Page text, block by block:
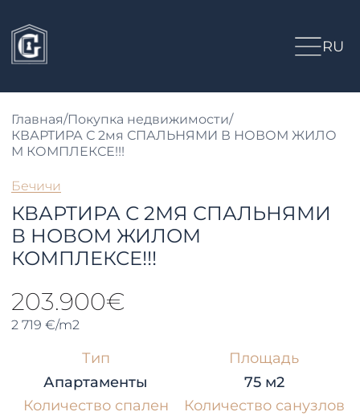
RU
Главная/Покупка недвижимости/
КВАРТИРА С 2мя СПАЛЬНЯМИ В НОВОМ ЖИЛО
М КОМПЛЕКСЕ!!!
Бечичи
КВАРТИРА С 2МЯ СПАЛЬНЯМИ
В НОВОМ ЖИЛОМ
КОМПЛЕКСЕ!!!
203.900€
2 719 €/m2
Тип
Апартаменты
Площадь
75 м2
Количество спален
Количество санузлов